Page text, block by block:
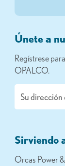
Únete a
Regístrese
OPALCO.
electrónico
Sirviendo
Orcas Power